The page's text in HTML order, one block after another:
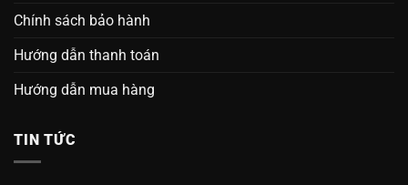
Chính sách bảo hành
Hướng dẫn thanh toán
Hướng dẫn mua hàng
TIN TỨC